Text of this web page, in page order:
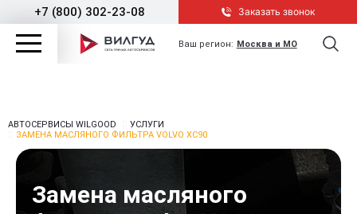
+7 (800) 302-23-08 Заказать звонок
Ваш регион: Москва и МО
АВТОСЕРВИСЫ WILGOOD
УСЛУГИ
ЗАМЕНА МАСЛЯНОГО ФИЛЬТРА VOLVO XC90
Замена масляного